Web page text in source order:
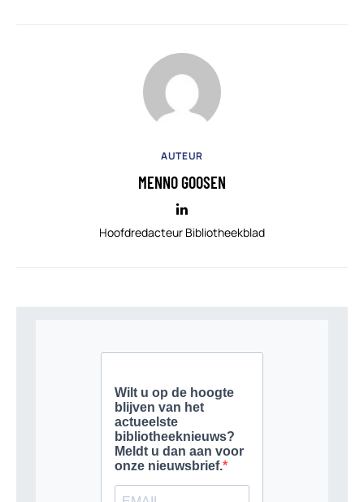
AUTEUR
MENNO GOOSEN
Hoofdredacteur Bibliotheekblad